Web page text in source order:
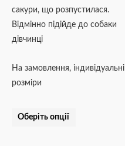
сакури, що розпустилася.
Відмінно підійде до собаки
дівчинці
На замовлення, індивідуальні
розміри
Оберіть опції
товару